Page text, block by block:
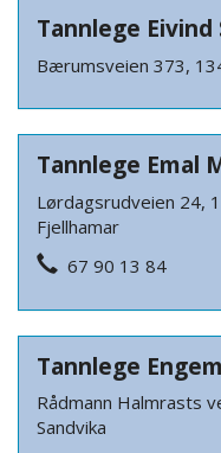
Tannlege Eivind
Bærumsveien 373,
Tannlege Emal
Lørdagsrudveien 24,
Fjellhamar
67 90 13 84
Tannlege
Rådmann Halmrasts
Sandvika